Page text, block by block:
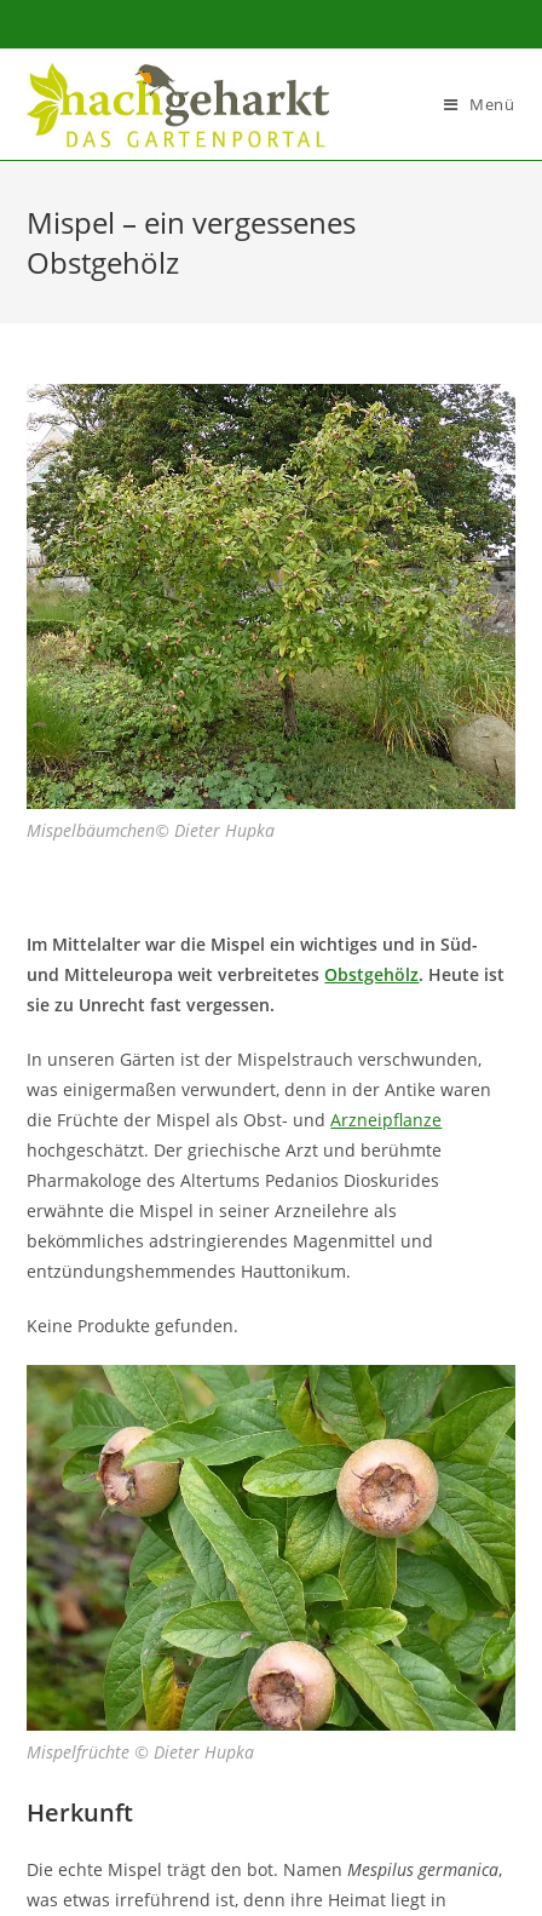
Sidebar-
Inhalt
Menü
Mispel – ein vergessenes
Obstgehölz
Mispelbäumchen© Dieter Hupka
Im Mittelalter war die Mispel ein wichtiges und in Süd-
und Mitteleuropa weit verbreitetesObstgehölz. Heute ist
sie zu Unrecht fast vergessen.
In unseren Gärten ist der Mispelstrauch verschwunden,
was einigermaßen verwundert, denn in der Antike waren
die Früchte der Mispel als Obst- undArzneipflanze
hochgeschätzt. Der griechische Arzt und berühmte
Pharmakologe des Altertums Pedanios Dioskurides
erwähnte die Mispel in seiner Arzneilehre als
bekömmliches adstringierendes Magenmittel und
entzündungshemmendes Hauttonikum.
Keine Produkte gefunden.
Mispelfrüchte © Dieter Hupka
Herkunft
Die echte Mispel trägt den bot. NamenMespilus germanica,
was etwas irreführend ist, denn ihre Heimat liegt in